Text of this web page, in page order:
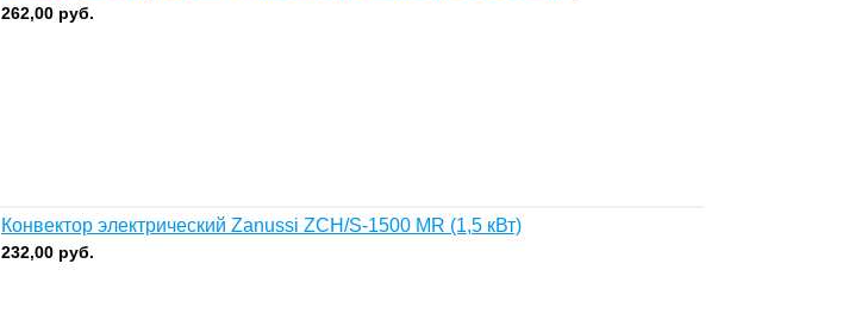
262,00 руб.
Конвектор электрический Zanussi ZCH/S-1500 MR (1,5 кВт)
232,00 руб.